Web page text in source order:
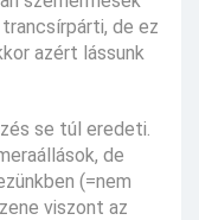
de ez
azért lássunk
se túl eredeti.
de
(=nem
viszont az